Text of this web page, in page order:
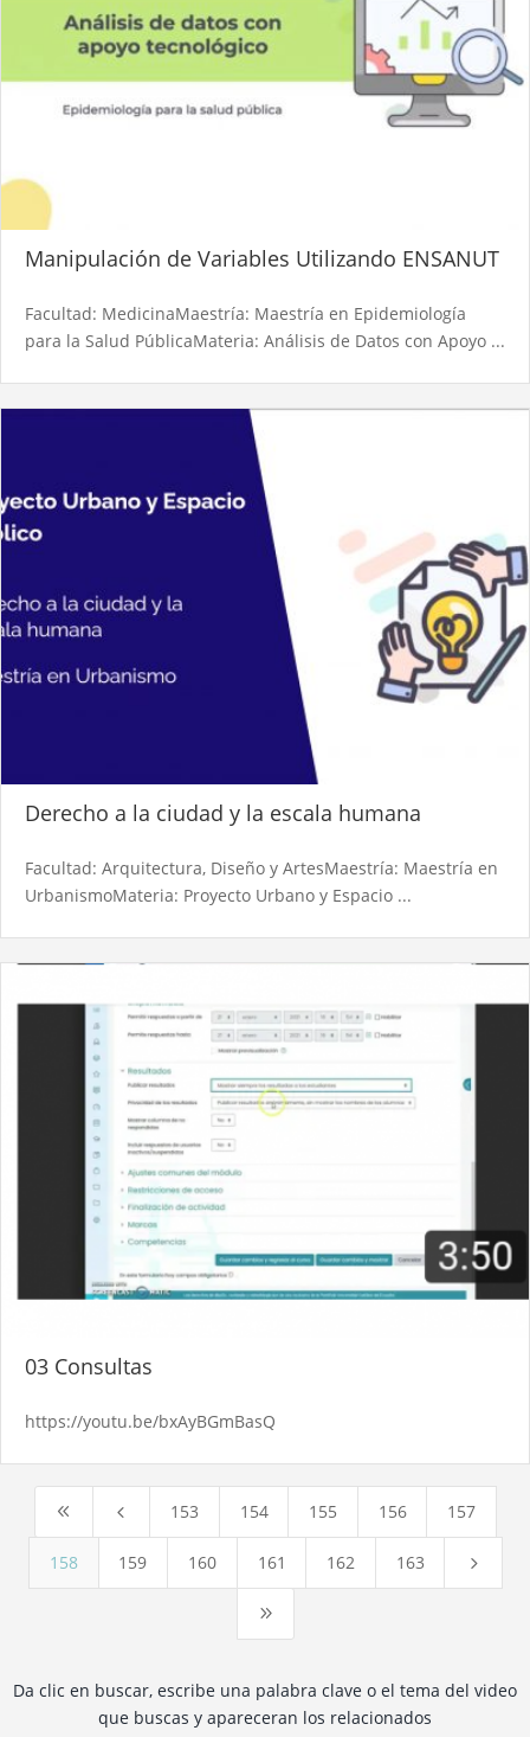
Manipulación de Variables Utilizando ENSANUT
Facultad: MedicinaMaestría: Maestría en Epidemiología
para la Salud PúblicaMateria: Análisis de Datos con Apoyo ...
Derecho a la ciudad y la escala humana
Facultad: Arquitectura, Diseño y ArtesMaestría: Maestría en
UrbanismoMateria: Proyecto Urbano y Espacio ...
03 Consultas
https://youtu.be/bxAyBGmBasQ
8 4 153 154 155 156 157
158 159 160 161 162 163 5
9
Da clic en buscar, escribe una palabra clave o el tema del video
que buscas y apareceran los relacionados